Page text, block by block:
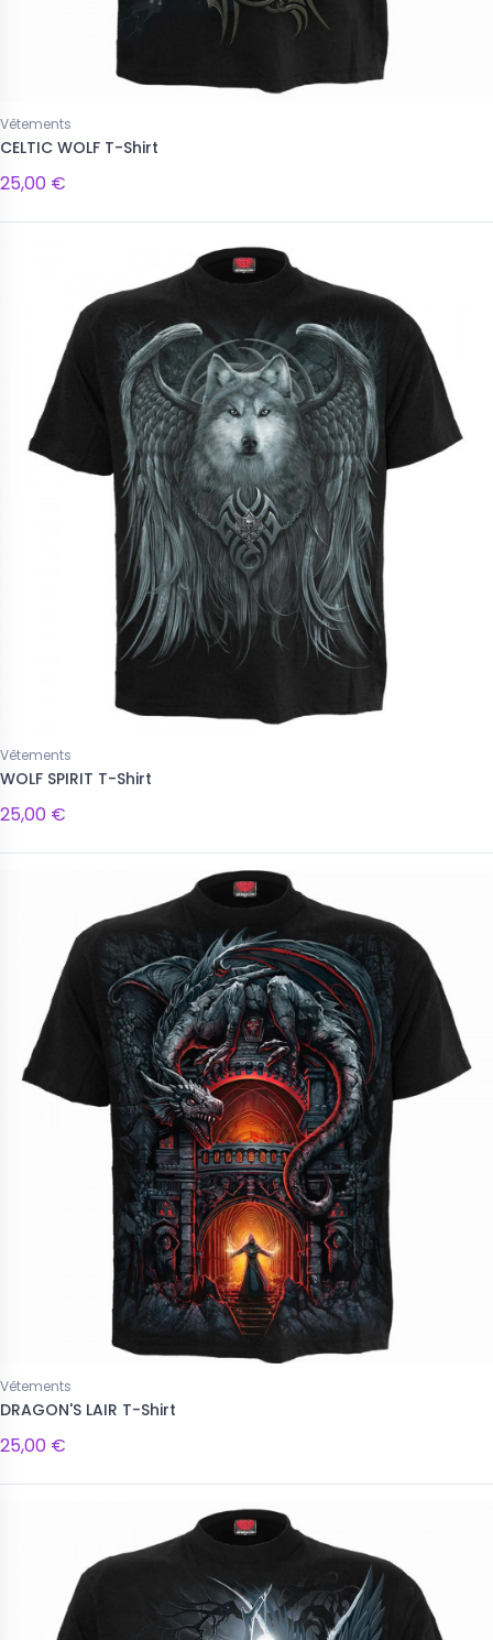
Vêtements
CELTIC WOLF T-Shirt
25,00 €
Vêtements
WOLF SPIRIT T-Shirt
25,00 €
Vêtements
DRAGON'S LAIR T-Shirt
25,00 €